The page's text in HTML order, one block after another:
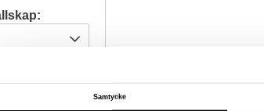
Samtycke